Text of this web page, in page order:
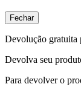
Fechar
Devolução gratuita
Devolva seu
Para devolver o